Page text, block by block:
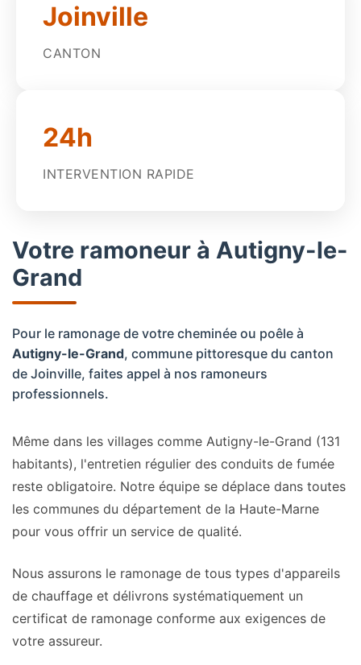
Joinville
CANTON
24h
INTERVENTION RAPIDE
Votre ramoneur à Autigny-le-
Grand
Pour le ramonage de votre cheminée ou poêle à
Autigny-le-Grand, commune pittoresque du canton
de Joinville, faites appel à nos ramoneurs
professionnels.
Même dans les villages comme Autigny-le-Grand (131
habitants), l'entretien régulier des conduits de fumée
reste obligatoire. Notre équipe se déplace dans toutes
les communes du département de la Haute-Marne
pour vous offrir un service de qualité.
Nous assurons le ramonage de tous types d'appareils
de chauffage et délivrons systématiquement un
certificat de ramonage conforme aux exigences de
votre assureur.